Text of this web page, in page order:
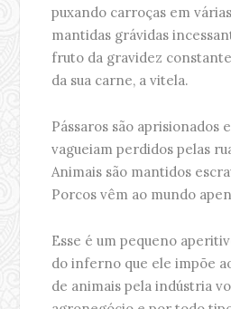
puxando carroças em
mantidas grávidas
fruto da gravidez
da sua carne, a vitela.
Pássaros são
vagueiam perdidos pelas
Animais são mantidos
Porcos vêm ao mundo
Esse é um pequeno
do inferno que ele impõe
de animais pela indústria